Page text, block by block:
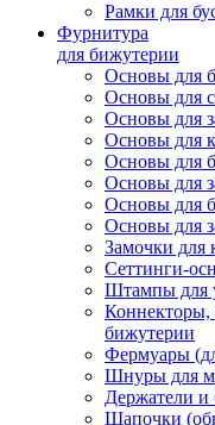
Рамки для
Фурнитура
для бижутерии
Основы для
Основы для
Основы для
Основы для
Основы для
Основы для
Основы для
Основы для
Замочки для
Сеттинги-
Штампы для
Коннекторы,
бижутерии
Фермуары
Шнуры для
Держатели и
Шапочки